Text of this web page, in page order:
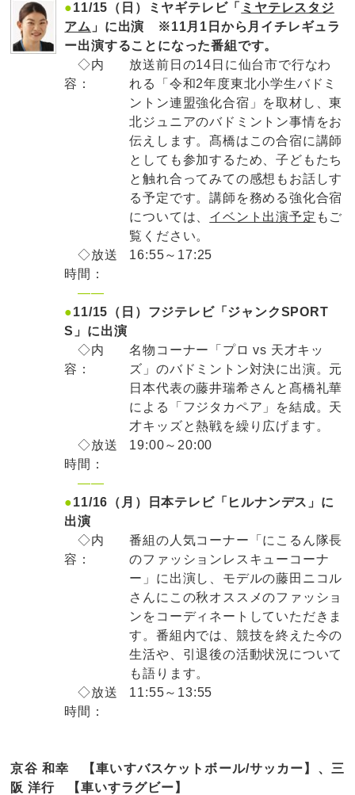
●11/15（日）ミヤギテレビ「 ミヤテレスタジ
アム 」に出演 ※11月1日から月イチレギュラ
ー出演することになった番組です。
◇内
容：
放送前日の14日に仙台市で行なわ
れる「令和2年度東北小学生バドミ
ントン連盟強化合宿」を取材し、東
北ジュニアのバドミントン事情をお
伝えします。髙橋はこの合宿に講師
としても参加するため、子どもたち
と触れ合ってみての感想もお話しす
る予定です。講師を務める強化合宿
については、 イベント出演予定 もご
覧ください。
◇放送
時間：
16:55～17:25
——
●11/15（日）フジテレビ「ジャンクSPORT
S」に出演
◇内
容：
名物コーナー「プロ vs 天才キッ
ズ」のバドミントン対決に出演。元
日本代表の藤井瑞希さんと髙橋礼華
による「フジタカペア」を結成。天
才キッズと熱戦を繰り広げます。
◇放送
時間：
19:00～20:00
——
●11/16（月）日本テレビ「ヒルナンデス」に
出演
◇内
容：
番組の人気コーナー「にこるん隊長
のファッションレスキューコーナ
ー」に出演し、モデルの藤田ニコル
さんにこの秋オススメのファッショ
ンをコーディネートしていただきま
す。番組内では、競技を終えた今の
生活や、引退後の活動状況について
も語ります。
◇放送
時間：
11:55～13:55
京谷 和幸 【車いすバスケットボール/サッカー】、三
阪 洋行 【車いすラグビー】